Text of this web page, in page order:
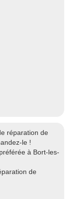
réparation de
le !
à Bort-les-
de